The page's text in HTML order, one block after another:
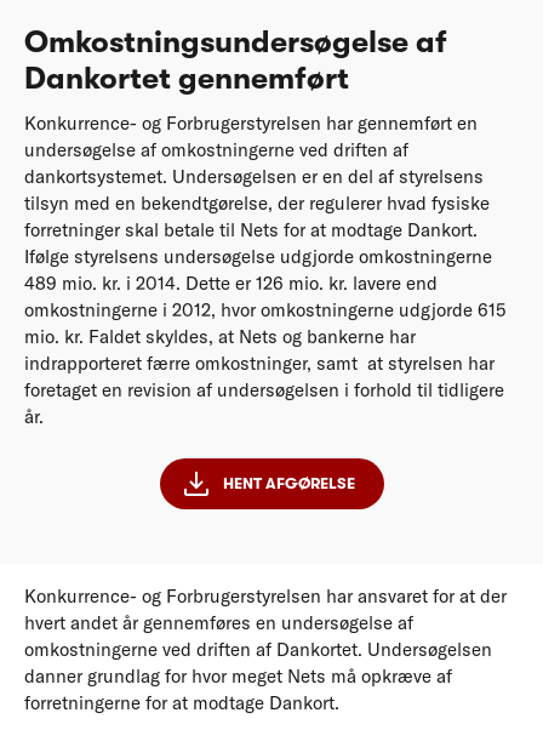
Omkostningsundersøgelse af
Dankortet gennemført
Konkurrence- og Forbrugerstyrelsen har gennemført en
undersøgelse af omkostningerne ved driften af
dankortsystemet. Undersøgelsen er en del af styrelsens
tilsyn med en bekendtgørelse, der regulerer hvad fysiske
forretninger skal betale til Nets for at modtage Dankort.
Ifølge styrelsens undersøgelse udgjorde omkostningerne
489 mio. kr. i 2014. Dette er 126 mio. kr. lavere end
omkostningerne i 2012, hvor omkostningerne udgjorde 615
mio. kr. Faldet skyldes, at Nets og bankerne har
indrapporteret færre omkostninger, samt at styrelsen har
foretaget en revision af undersøgelsen i forhold til tidligere
år.
HENT AFGØRELSE
Konkurrence- og Forbrugerstyrelsen har ansvaret for at der
hvert andet år gennemføres en undersøgelse af
omkostningerne ved driften af Dankortet. Undersøgelsen
danner grundlag for hvor meget Nets må opkræve af
forretningerne for at modtage Dankort.